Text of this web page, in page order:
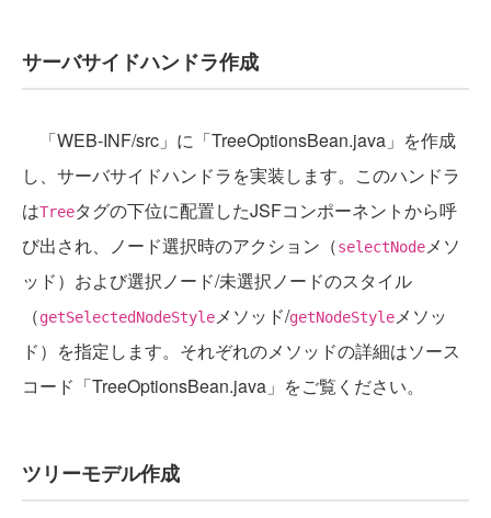
サーバサイドハンドラ作成
「WEB-INF/src」に「TreeOptionsBean.java」を作成
し、サーバサイドハンドラを実装します。このハンドラ
はTreeタグの下位に配置したJSFコンポーネントから呼
び出され、ノード選択時のアクション（selectNodeメソ
ッド）および選択ノード/未選択ノードのスタイル
（getSelectedNodeStyleメソッド/getNodeStyleメソッ
ド）を指定します。それぞれのメソッドの詳細はソース
コード「TreeOptionsBean.java」をご覧ください。
ツリーモデル作成